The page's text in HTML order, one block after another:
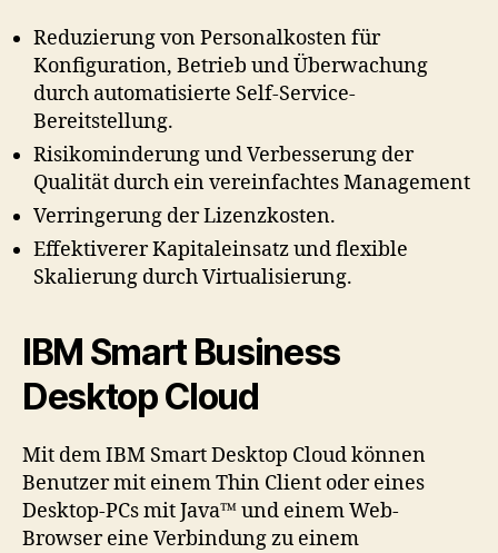
Reduzierung von Personalkosten für
Konfiguration, Betrieb und Überwachung
durch automatisierte Self-Service-
Bereitstellung.
Risikominderung und Verbesserung der
Qualität durch ein vereinfachtes Management
Verringerung der Lizenzkosten.
Effektiverer Kapitaleinsatz und flexible
Skalierung durch Virtualisierung.
IBM Smart Business
Desktop Cloud
Mit dem IBM Smart Desktop Cloud können
Benutzer mit einem Thin Client oder eines
Desktop-PCs mit Java™ und einem Web-
Browser eine Verbindung zu einem